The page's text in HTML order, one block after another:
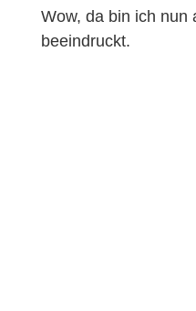
Wow, da bin ich nun
beeindruckt.